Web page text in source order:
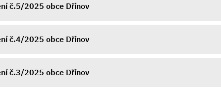
č.5/2025 obce Dřínov
č.4/2025 obce Dřínov
č.3/2025 obce Dřínov